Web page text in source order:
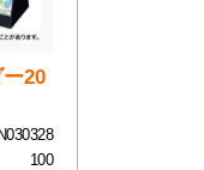
20
N030328
100